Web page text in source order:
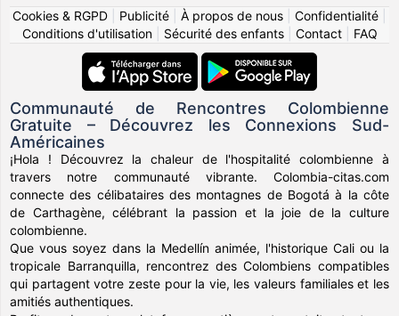
Cookies & RGPD
Publicité À propos de nous Confidentialité
Conditions d'utilisation| Sécurité des enfants| Contact| FAQ
Communauté de Rencontres Colombienne
Gratuite – Découvrez les Connexions Sud-
Américaines
¡Hola ! Découvrez la chaleur de l'hospitalité colombienne à
travers notre communauté vibrante. Colombia-citas.com
connecte des célibataires des montagnes de Bogotá à la côte
de Carthagène, célébrant la passion et la joie de la culture
colombienne.
Que vous soyez dans la Medellín animée, l'historique Cali ou la
tropicale Barranquilla, rencontrez des Colombiens compatibles
qui partagent votre zeste pour la vie, les valeurs familiales et les
amitiés authentiques.